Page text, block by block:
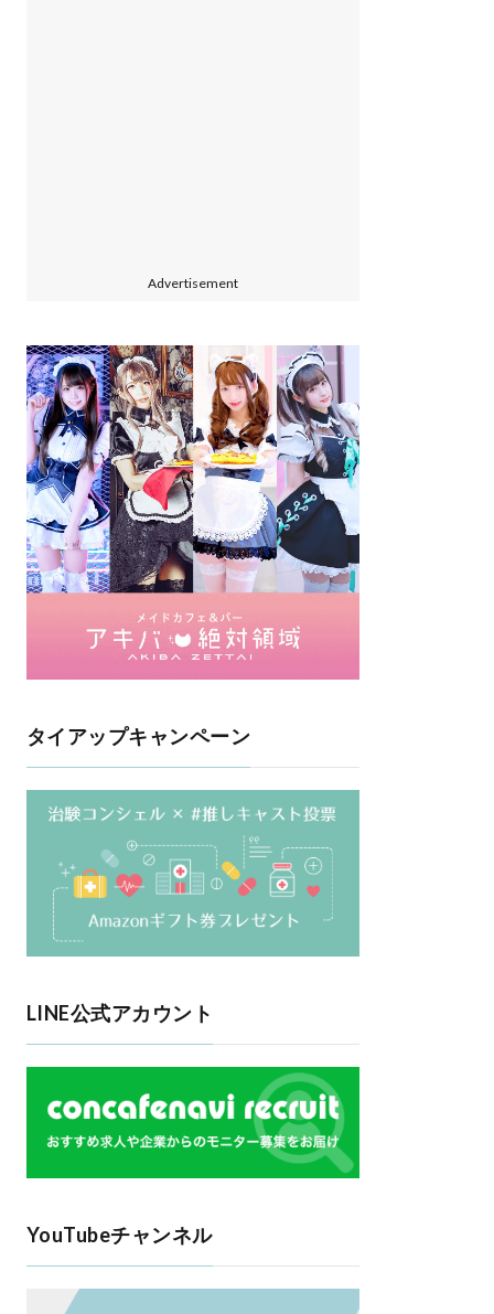
Advertisement
タイアップキャンペーン
LINE公式アカウント
YouTubeチャンネル